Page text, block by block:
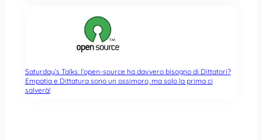
Saturday’s Talks: l’open-source ha davvero bisogno di Dittatori?
Empatia e Dittatura sono un ossimoro, ma solo la prima ci
salverà!